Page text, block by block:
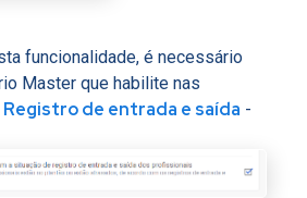
funcionalidade, é necessário
Master que habilite nas
Registro de entrada e saída -